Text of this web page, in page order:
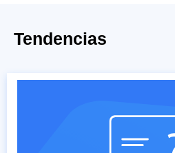
Tendencias